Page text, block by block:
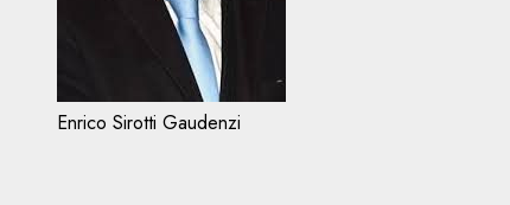
Enrico Sirotti Gaudenzi